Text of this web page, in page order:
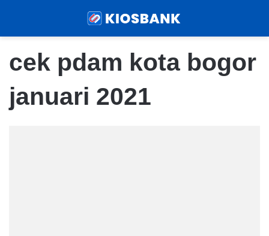
cek pdam kota bogor
januari 2021